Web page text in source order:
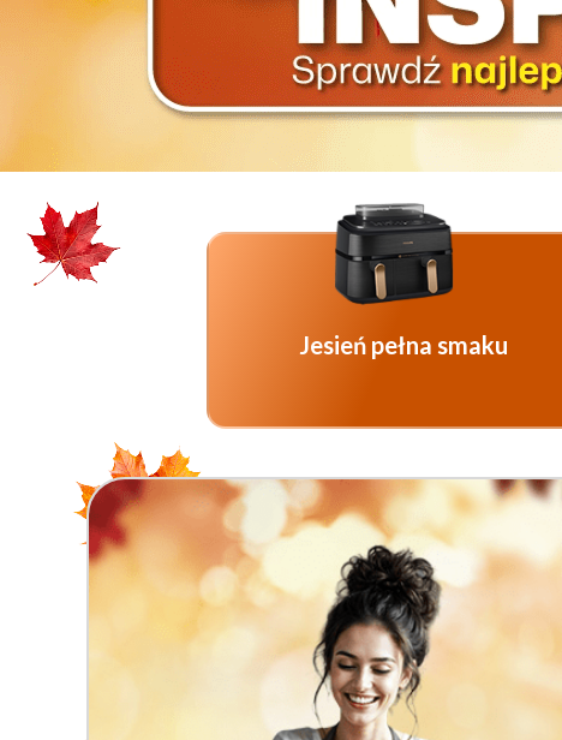
Jesień pełna smaku